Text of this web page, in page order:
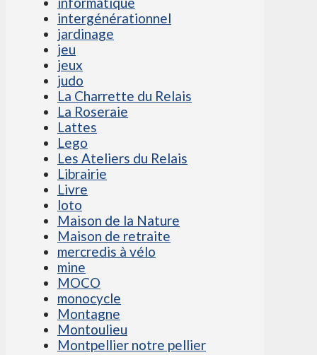
intergénérationnel
jardinage
jeu
jeux
judo
La Charrette du Relais
La Roseraie
Lattes
Lego
Les Ateliers du Relais
Librairie
Livre
loto
Maison de la Nature
Maison de retraite
mercredis à vélo
mine
MOCO
monocycle
Montagne
Montoulieu
Montpellier notre pellier